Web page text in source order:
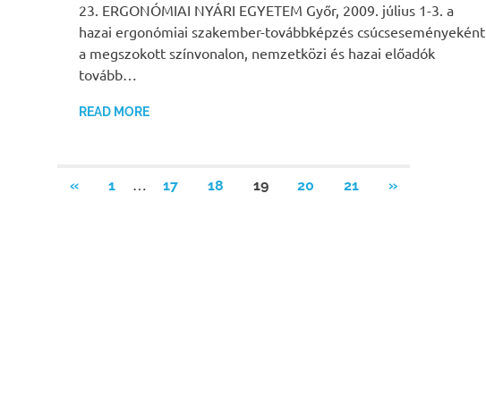
23. ERGONÓMIAI NYÁRI EGYETEM Győr, 2009. július 1-3. a
hazai ergonómiai szakember-továbbképzés csúcseseményeként
a megszokott színvonalon, nemzetközi és hazai előadók
tovább…
READ MORE
Bejegyzések
«PREVIOUS
1 … 17 18 19 20 21
NEXT
»